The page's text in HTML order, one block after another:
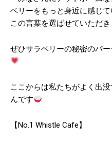
ベリーをもっと身近に感じ
この言葉を選ばせていただき
ぜひサラベリーの秘密のパ
ここからは私たちがよく出
んです
【No.1 Whistle Cafe】